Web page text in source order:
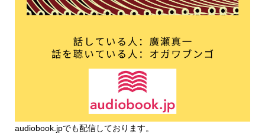
audiobook.jpでも配信しております。